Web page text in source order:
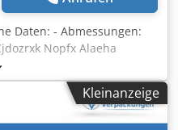
Daten: - Abmessungen:
Nopfx Alaeha
Kleinanzeige